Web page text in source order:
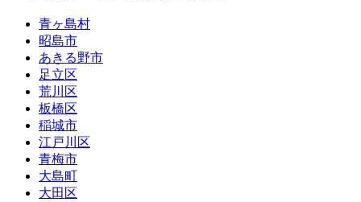
青ヶ島村
昭島市
あきる野市
足立区
荒川区
板橋区
稲城市
江戸川区
青梅市
大島町
大田区